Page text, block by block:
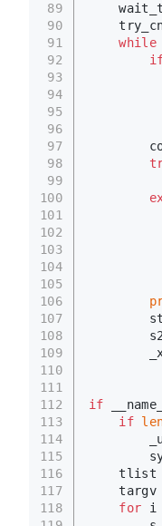
89
90
91
92
93
94
95
96
97
98
99
100
101
102
103
104
105
106
107
108
109
110
111
112
113
114
115
116
117
118
while
if
if
targv
for i